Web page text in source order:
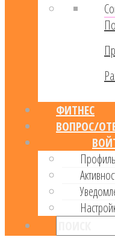
ФИТНЕС
ВОПРОС/
Профиль